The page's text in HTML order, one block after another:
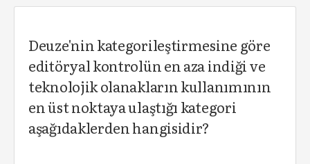
Deuze'nin kategorileştirmesine göre
editöryal kontrolün en aza indiği ve
teknolojik olanakların kullanımının
en üst noktaya ulaştığı kategori
aşağıdaklerden hangisidir?